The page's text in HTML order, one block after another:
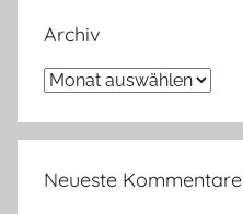
Archiv
Archiv
Neueste Kommentare